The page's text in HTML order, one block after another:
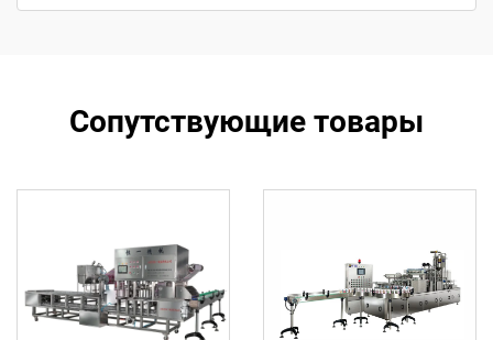
Сопутствующие товары